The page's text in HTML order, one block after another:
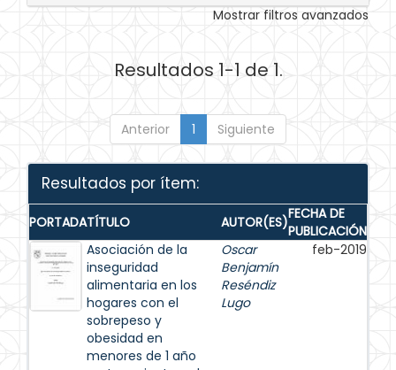
Mostrar filtros avanzados
Resultados 1-1 de 1.
Anterior 1 Siguiente
Resultados por ítem:
PORTADATÍTULO AUTOR(ES)FECHA DE
PUBLICACIÓN
Asociación de la
inseguridad
alimentaria en los
hogares con el
sobrepeso y
obesidad en
menores de 1 año
Oscar
Benjamín
Reséndiz
Lugo
feb-2019